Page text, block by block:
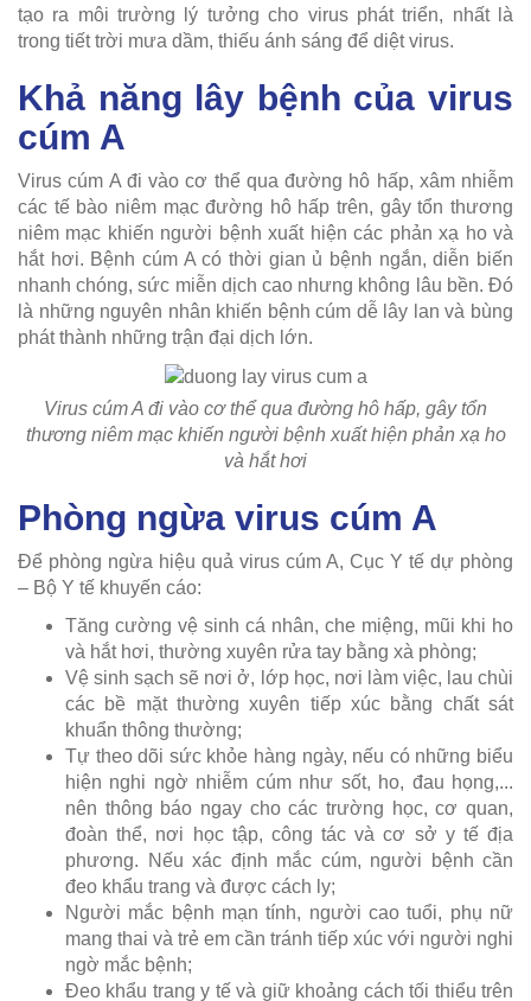
tạo ra môi trường lý tưởng cho virus phát triển, nhất là
trong tiết trời mưa dầm, thiếu ánh sáng để diệt virus.
Khả năng lây bệnh của virus
cúm A
Virus cúm A đi vào cơ thể qua đường hô hấp, xâm nhiễm
các tế bào niêm mạc đường hô hấp trên, gây tổn thương
niêm mạc khiến người bệnh xuất hiện các phản xạ ho và
hắt hơi. Bệnh cúm A có thời gian ủ bệnh ngắn, diễn biến
nhanh chóng, sức miễn dịch cao nhưng không lâu bền. Đó
là những nguyên nhân khiến bệnh cúm dễ lây lan và bùng
phát thành những trận đại dịch lớn.
Virus cúm A đi vào cơ thể qua đường hô hấp, gây tổn
thương niêm mạc khiến người bệnh xuất hiện phản xạ ho
và hắt hơi
Phòng ngừa virus cúm A
Để phòng ngừa hiệu quả virus cúm A, Cục Y tế dự phòng
– Bộ Y tế khuyến cáo:
Tăng cường vệ sinh cá nhân, che miệng, mũi khi ho
và hắt hơi, thường xuyên rửa tay bằng xà phòng;
Vệ sinh sạch sẽ nơi ở, lớp học, nơi làm việc, lau chùi
các bề mặt thường xuyên tiếp xúc bằng chất sát
khuẩn thông thường;
Tự theo dõi sức khỏe hàng ngày, nếu có những biểu
hiện nghi ngờ nhiễm cúm như sốt, ho, đau họng,...
nên thông báo ngay cho các trường học, cơ quan,
đoàn thể, nơi học tập, công tác và cơ sở y tế địa
phương. Nếu xác định mắc cúm, người bệnh cần
đeo khẩu trang và được cách ly;
Người mắc bệnh mạn tính, người cao tuổi, phụ nữ
mang thai và trẻ em cần tránh tiếp xúc với người nghi
ngờ mắc bệnh;
Đeo khẩu trang y tế và giữ khoảng cách tối thiểu trên